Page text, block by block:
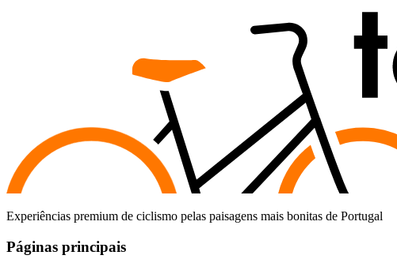
Experiências premium de ciclismo pelas paisagens mais bonitas de Portugal
Páginas principais